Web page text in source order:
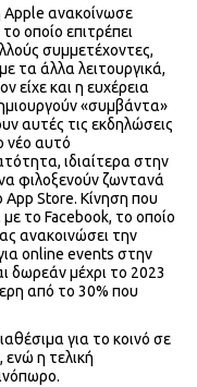
Apple ανακοίνωσε
οποίο επιτρέπει
συμμετέχοντες,
τα άλλα λειτουργικά,
είχε και η ευχέρεια
«συμβάντα»
αυτές τις εκδηλώσεις
νέο αυτό
ιδιαίτερα στην
φιλοξενούν ζωντανά
Store. Κίνηση που
το Facebook, το οποίο
ανακοινώσει την
online events στην
δωρεάν μέχρι το 2023
από το 30% που
για το κοινό σε
η τελική